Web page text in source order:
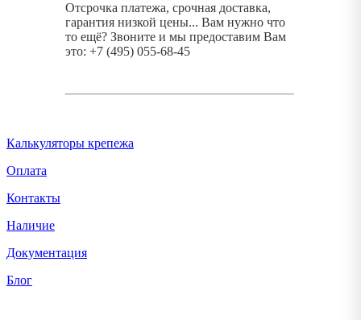
Отсрочка платежа, срочная доставка,
гарантия низкой цены... Вам нужно что
то ещё? Звоните и мы предоставим Вам
это: +7 (495) 055-68-45
Калькуляторы крепежа
Оплата
Контакты
Наличие
Документация
Блог